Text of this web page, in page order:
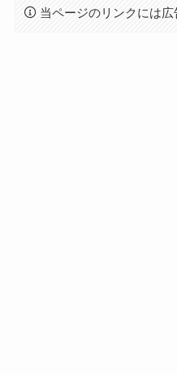
当ページのリンクには広